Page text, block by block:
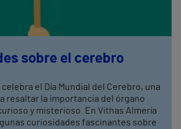
sobre el cerebro
el Día Mundial del Cerebro, una
resaltar la importancia del órgano
y misterioso. En Vithas Almería
curiosidades fascinantes sobre